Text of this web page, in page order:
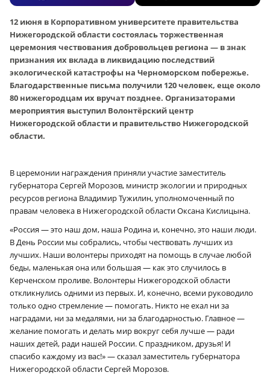
12 июня в Корпоративном университете правительства
Нижегородской области состоялась торжественная
церемония чествования добровольцев региона — в знак
признания их вклада в ликвидацию последствий
экологической катастрофы на Черноморском побережье.
Благодарственные письма получили 120 человек, еще около
80 нижегородцам их вручат позднее. Организаторами
мероприятия выступил Волонтёрский центр
Нижегородской области и правительство Нижегородской
области.
В церемонии награждения приняли участие заместитель
губернатора Сергей Морозов, министр экологии и природных
ресурсов региона Владимир Тужилин, уполномоченный по
правам человека в Нижегородской области Оксана Кислицына.
«Россия — это наш дом, наша Родина и, конечно, это наши люди.
В День России мы собрались, чтобы чествовать лучших из
лучших. Наши волонтеры приходят на помощь в случае любой
беды, маленькая она или большая — как это случилось в
Керченском проливе. Волонтеры Нижегородской области
откликнулись одними из первых. И, конечно, всеми руководило
только одно стремление — помогать. Никто не ехал ни за
наградами, ни за медалями, ни за благодарностью. Главное —
желание помогать и делать мир вокруг себя лучше — ради
наших детей, ради нашей России. С праздником, друзья! И
спасибо каждому из вас!» — сказал заместитель губернатора
Нижегородской области Сергей Морозов.